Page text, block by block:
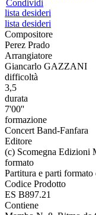
Condividi
lista desideri
lista desideri
Compositore
Perez Prado
Arrangiatore
Giancarlo GAZZANI
difficoltà
3,5
durata
7'00''
formazione
Concert Band-Fanfara
Editore
(c) Scomegna Edizioni
formato
Partitura e parti formato
Codice Prodotto
ES B897.21
Contiene